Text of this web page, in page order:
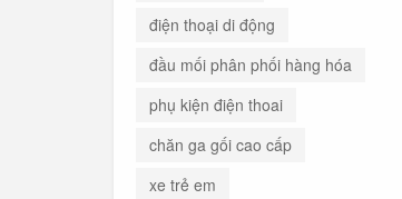
điện thoại di động
đầu mối phân phối hàng hóa
phụ kiện điện thoai
chăn ga gối cao cấp
xe trẻ em